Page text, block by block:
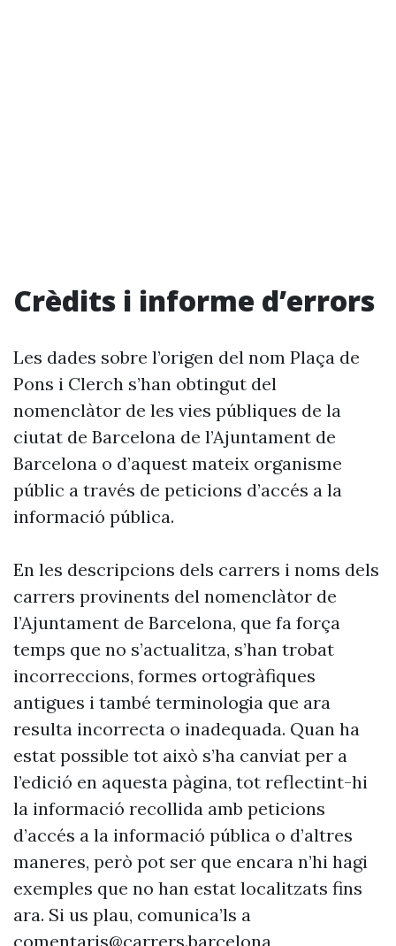
Crèdits i informe d’errors
Les dades sobre l’origen del nom Plaça de
Pons i Clerch s’han obtingut del
nomenclàtor de les vies públiques de la
ciutat de Barcelona de l’Ajuntament de
Barcelona o d’aquest mateix organisme
públic a través de peticions d’accés a la
informació pública.
En les descripcions dels carrers i noms dels
carrers provinents del nomenclàtor de
l’Ajuntament de Barcelona, que fa força
temps que no s’actualitza, s’han trobat
incorreccions, formes ortogràfiques
antigues i també terminologia que ara
resulta incorrecta o inadequada. Quan ha
estat possible tot això s’ha canviat per a
l’edició en aquesta pàgina, tot reflectint-hi
la informació recollida amb peticions
d’accés a la informació pública o d’altres
maneres, però pot ser que encara n’hi hagi
exemples que no han estat localitzats fins
ara. Si us plau, comunica’ls a
comentaris@carrers.barcelona